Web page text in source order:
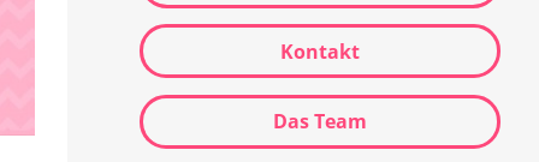
Kontakt
Das Team